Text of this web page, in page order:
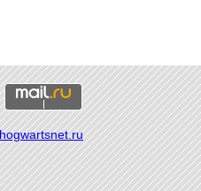
hogwartsnet.ru